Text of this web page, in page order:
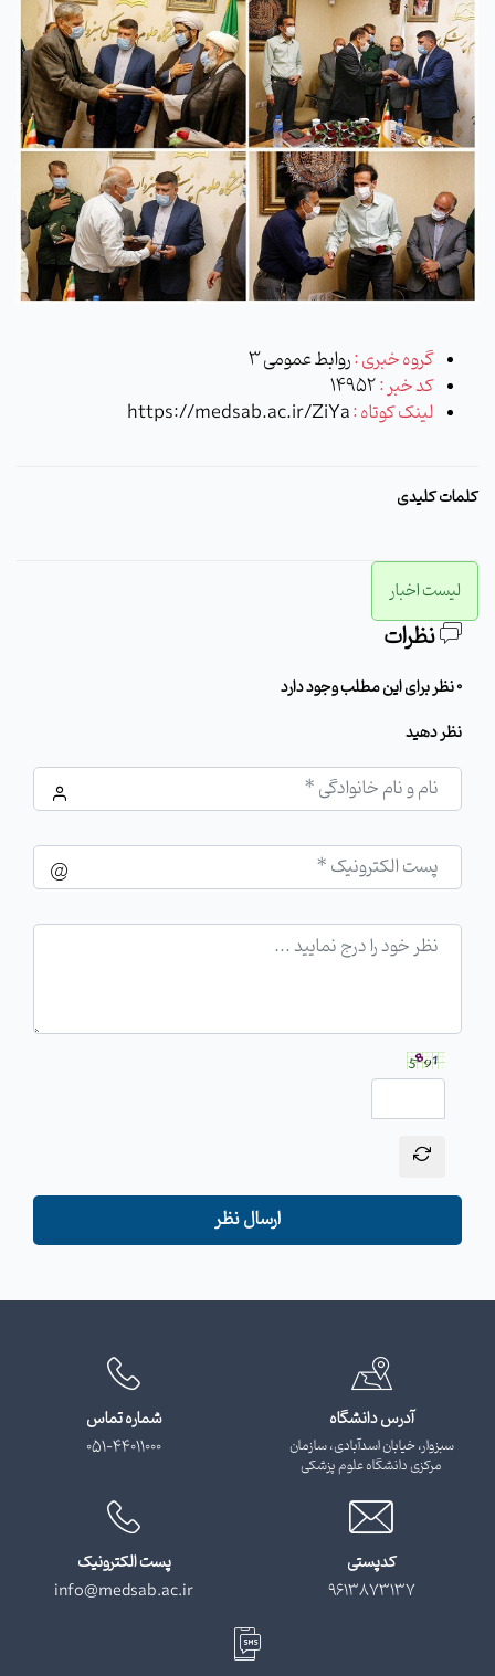
گروه خبری :روابط عمومی 3
کد خبر :14952
لینک کوتاه :https://medsab.ac.ir/ZiYa
کلمات کلیدی
لیست اخبار
نظرات
0 نظر برای این مطلب وجود دارد
نظر دهید
ارسال نظر
آدرس دانشگاه
سبزوار، خیابان اسدآبادی، سازمان
مرکزی دانشگاه علوم پزشکی
شماره تماس
051-44011000
کدپستی
9613873137
پست الکترونیک
info@medsab.ac.ir